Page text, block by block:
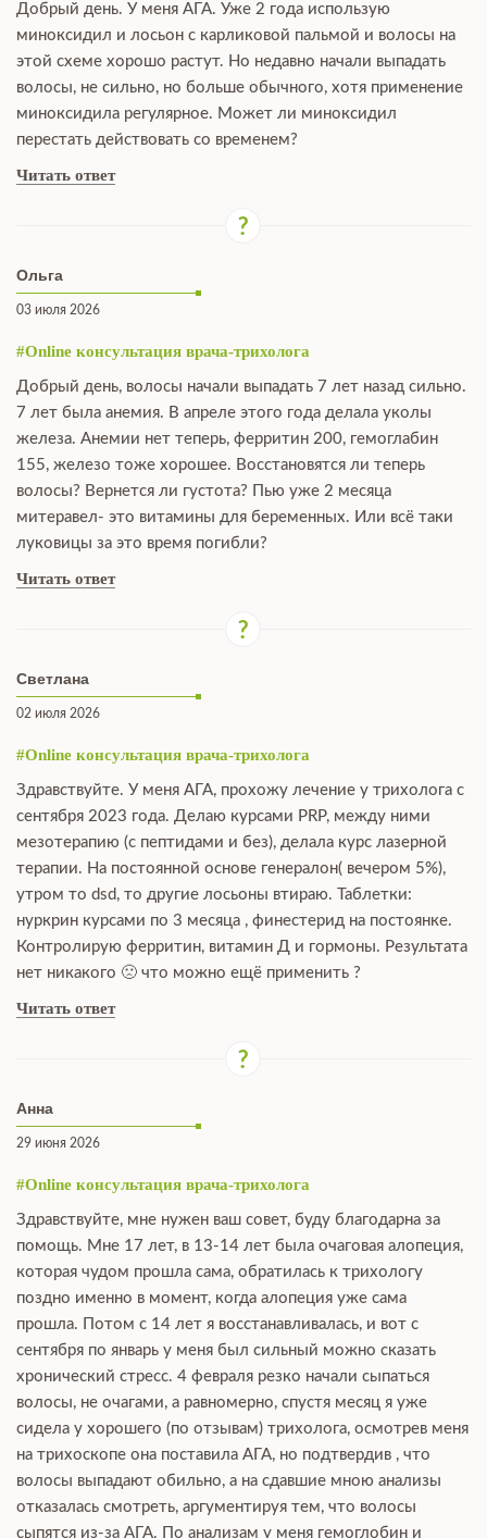
Добрый день. У меня АГА. Уже 2 года использую
миноксидил и лосьон с карликовой пальмой и волосы на
этой схеме хорошо растут. Но недавно начали выпадать
волосы, не сильно, но больше обычного, хотя применение
миноксидила регулярное. Может ли миноксидил
перестать действовать со временем?
Читать ответ
Ольга
03 июля 2026
#Online консультация врача-трихолога
Добрый день, волосы начали выпадать 7 лет назад сильно.
7 лет была анемия. В апреле этого года делала уколы
железа. Анемии нет теперь, ферритин 200, гемоглабин
155, железо тоже хорошее. Восстановятся ли теперь
волосы? Вернется ли густота? Пью уже 2 месяца
митеравел- это витамины для беременных. Или всё таки
луковицы за это время погибли?
Читать ответ
Светлана
02 июля 2026
#Online консультация врача-трихолога
Здравствуйте. У меня АГА, прохожу лечение у трихолога с
сентября 2023 года. Делаю курсами PRP, между ними
мезотерапию (с пептидами и без), делала курс лазерной
терапии. На постоянной основе генералон( вечером 5%),
утром то dsd, то другие лосьоны втираю. Таблетки:
нуркрин курсами по 3 месяца , финестерид на постоянке.
Контролирую ферритин, витамин Д и гормоны. Результата
нет никакого 🙁 что можно ещё применить ?
Читать ответ
Анна
29 июня 2026
#Online консультация врача-трихолога
Здравствуйте, мне нужен ваш совет, буду благодарна за
помощь. Мне 17 лет, в 13-14 лет была очаговая алопеция,
которая чудом прошла сама, обратилась к трихологу
поздно именно в момент, когда алопеция уже сама
прошла. Потом с 14 лет я восстанавливалась, и вот с
сентября по январь у меня был сильный можно сказать
хронический стресс. 4 февраля резко начали сыпаться
волосы, не очагами, а равномерно, спустя месяц я уже
сидела у хорошего (по отзывам) трихолога, осмотрев меня
на трихоскопе она поставила АГА, но подтвердив , что
волосы выпадают обильно, а на сдавшие мною анализы
отказалась смотреть, аргументируя тем, что волосы
сыпятся из-за АГА. По анализам у меня гемоглобин и